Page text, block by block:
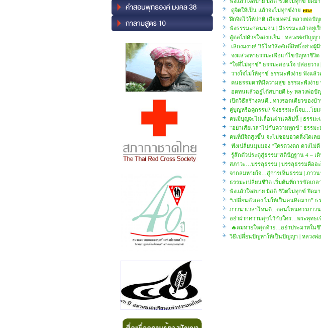
ดูจิตให้เป็น แล้วจะไม่ทุกข์ง่าย
ฝึกจิตไว้ให้ปกติ เสียงเทศน์ หลวงพ่อปั
ฟังธรรมะก่อนนอน | มีธรรมะแล้วอยู่เ
สู้ต่อไปด้วยใจสงบเย็น : หลวงพ่อปัญญ
เลิกงมงาย! วิธีไหว้สิ่งศักดิ์สิทธิ์อย่างผู้
จงแสวงหาธรรมะเพื่อแก้ไขปัญหาชีวิต
“ใจที่ไม่ทุกข์” ธรรมะสอนใจ ปล่อยว
วางใจไม่ให้ทุกข์ ธรรมะฟังง่าย ฟังแล้ว
คนธรรมดาที่มีความสุข ธรรมะฟังง่าย
อดทนแล้วอยู่ได้สบายดี by หลวงพ่อ
เปิดวิธีสร้างคนดี...ทางรอดเดียวของ
คู่บุญหรือคู่กรรม? ฟังธรรมะนี้จบ…โยม
คนมีบุญจะไม่เลื่อนผ่านคลิปนี้ | ธรรมะ
“อย่าเสียเวลาไปกับความทุกข์” ธรร
คนที่มีจิตสูงขึ้น จะไม่ชอบอวดสิ่งใดเลย
ฟังเปลี่ยนมุมมอง “ใครดวงตก ดวงไม่
รู้สึกตัวประตูสู่ธรรม“สติปัฏฐาน 4 – เ
สภาวะ…บรรลุธรรม | บรรลุธรรมคืออะ
จากลมหายใจ…สู่การเห็นธรรม | ภาว
ธรรมะเปลี่ยนชีวิต เริ่มต้นที่การขัดเก
ฟังแล้วใจสบาย มีสติ ชีวิตไม่ทุกข์ ยึดม
“เปลี่ยนตัวเอง ไม่ให้เป็นคนคิดมาก”
ภาวนาเวลาไหนดี...ตอนไหนควรภาว
อย่าฝากความสุขไว้กับใคร…พระพุทธ
🔥ลมหายใจสุดท้าย…อย่าประมาทในชี
วิธีเปลี่ยนปัญหาให้เป็นปัญญา | หลวง